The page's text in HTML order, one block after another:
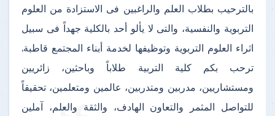
بالترحيب بطلاب العلم والراغبين فى الاستزادة من العلوم
التربوية والنفسية، والتى لا يألو أحد بالكلية جهداً فى سبيل
اثراء العلوم التربوية وتوظيفها لخدمة أبناء المجتمع قاطبة.
ترحب بكم كلية التربية طلاباً وباحثين، زائريين
ومستشاريين، مدربين ومتدربين، عالمين ومتعلمين، تحقيقاً
للتواصل المثمر والتعاون الهادف، والثقة والعلم، آملين